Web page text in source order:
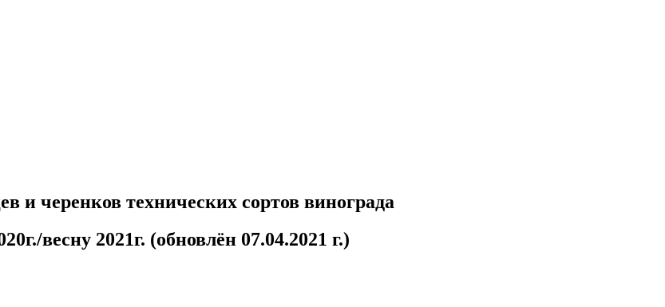
и черенков технических сортов винограда
весну 2021г. (обновлён 07.04.2021 г.)